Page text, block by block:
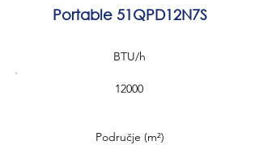
Portable 51QPD12N7S
BTU/h
12000
Područje (m²)